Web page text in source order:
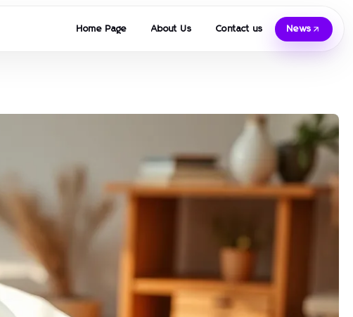
Home Page About Us Contact us News